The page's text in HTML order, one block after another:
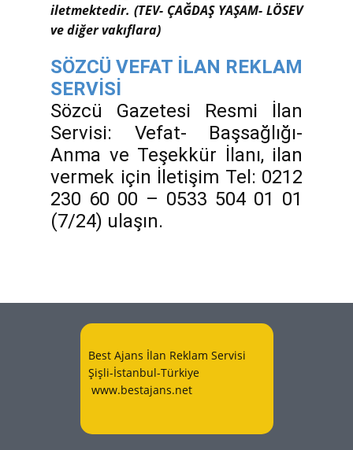
iletmektedir. (TEV- ÇAĞDAŞ YAŞAM- LÖSEV
ve diğer vakıflara)
SÖZCÜ VEFAT İLAN REKLAM
SERVİSİ
Sözcü Gazetesi Resmi İlan
Servisi: Vefat- Başsağlığı-
Anma ve Teşekkür İlanı, ilan
vermek için İletişim Tel: 0212
230 60 00 – 0533 504 01 01
(7/24) ulaşın.
Best Ajans İlan Reklam Servisi
Şişli-İstanbul-Türkiye
www.bestajans.net